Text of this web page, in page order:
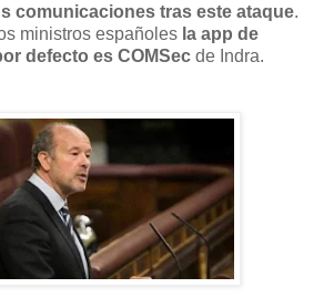
comunicaciones tras este ataque.
ministros españoles la app de
defecto es COMSec de Indra.